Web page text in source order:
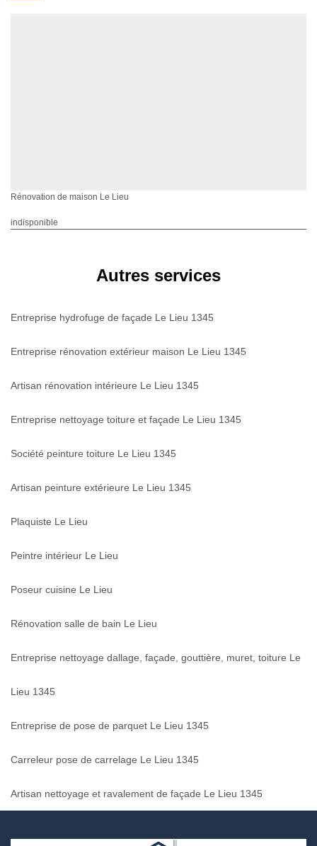
Rénovation de maison Le Lieu
indisponible
Autres services
Entreprise hydrofuge de façade Le Lieu 1345
Entreprise rénovation extérieur maison Le Lieu 1345
Artisan rénovation intérieure Le Lieu 1345
Entreprise nettoyage toiture et façade Le Lieu 1345
Société peinture toiture Le Lieu 1345
Artisan peinture extérieure Le Lieu 1345
Plaquiste Le Lieu
Peintre intérieur Le Lieu
Poseur cuisine Le Lieu
Rénovation salle de bain Le Lieu
Entreprise nettoyage dallage, façade, gouttière, muret, toiture Le
Lieu 1345
Entreprise de pose de parquet Le Lieu 1345
Carreleur pose de carrelage Le Lieu 1345
Artisan nettoyage et ravalement de façade Le Lieu 1345